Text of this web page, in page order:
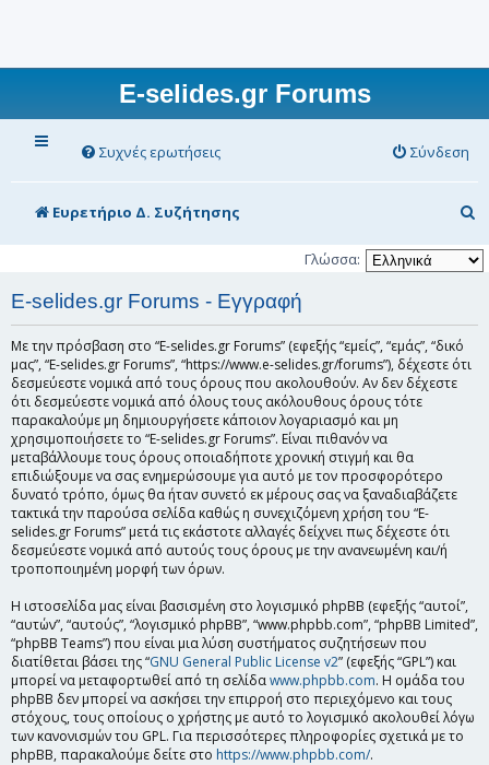
E-selides.gr Forums
Συχνές ερωτήσεις Σύνδεση
Ευρετήριο Δ. Συζήτησης
ν
α
Γλώσσα:
E-selides.gr Forums - Εγγραφή
Με την πρόσβαση στο “E-selides.gr Forums” (εφεξής “εμείς”, “εμάς”, “δικό
μας”, “E-selides.gr Forums”, “https://www.e-selides.gr/forums”), δέχεστε ότι
δεσμεύεστε νομικά από τους όρους που ακολουθούν. Αν δεν δέχεστε
ότι δεσμεύεστε νομικά από όλους τους ακόλουθους όρους τότε
παρακαλούμε μη δημιουργήσετε κάποιον λογαριασμό και μη
χρησιμοποιήσετε το “E-selides.gr Forums”. Είναι πιθανόν να
μεταβάλλουμε τους όρους οποιαδήποτε χρονική στιγμή και θα
επιδιώξουμε να σας ενημερώσουμε για αυτό με τον προσφορότερο
δυνατό τρόπο, όμως θα ήταν συνετό εκ μέρους σας να ξαναδιαβάζετε
τακτικά την παρούσα σελίδα καθώς η συνεχιζόμενη χρήση του “E-
selides.gr Forums” μετά τις εκάστοτε αλλαγές δείχνει πως δέχεστε ότι
δεσμεύεστε νομικά από αυτούς τους όρους με την ανανεωμένη και/ή
τροποποιημένη μορφή των όρων.
Η ιστοσελίδα μας είναι βασισμένη στο λογισμικό phpBB (εφεξής “αυτοί”,
“αυτών”, “αυτούς”, “λογισμικό phpBB”, “www.phpbb.com”, “phpBB Limited”,
“phpBB Teams”) που είναι μια λύση συστήματος συζητήσεων που
διατίθεται βάσει της “GNU General Public License v2” (εφεξής “GPL”) και
μπορεί να μεταφορτωθεί από τη σελίδαwww.phpbb.com. Η ομάδα του
phpBB δεν μπορεί να ασκήσει την επιρροή στο περιεχόμενο και τους
στόχους, τους οποίους ο χρήστης με αυτό το λογισμικό ακολουθεί λόγω
των κανονισμών του GPL. Για περισσότερες πληροφορίες σχετικά με το
phpBB, παρακαλούμε δείτε στο https://www.phpbb.com/.